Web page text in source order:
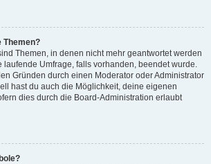
Themen?
Themen, in denen nicht mehr geantwortet werden
laufende Umfrage, falls vorhanden, beendet wurde.
Gründen durch einen Moderator oder Administrator
hast du auch die Möglichkeit, deine eigenen
dies durch die Board-Administration erlaubt